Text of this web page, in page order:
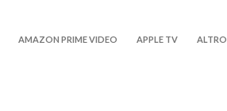
AMAZON PRIME VIDEO APPLE TV ALTRO